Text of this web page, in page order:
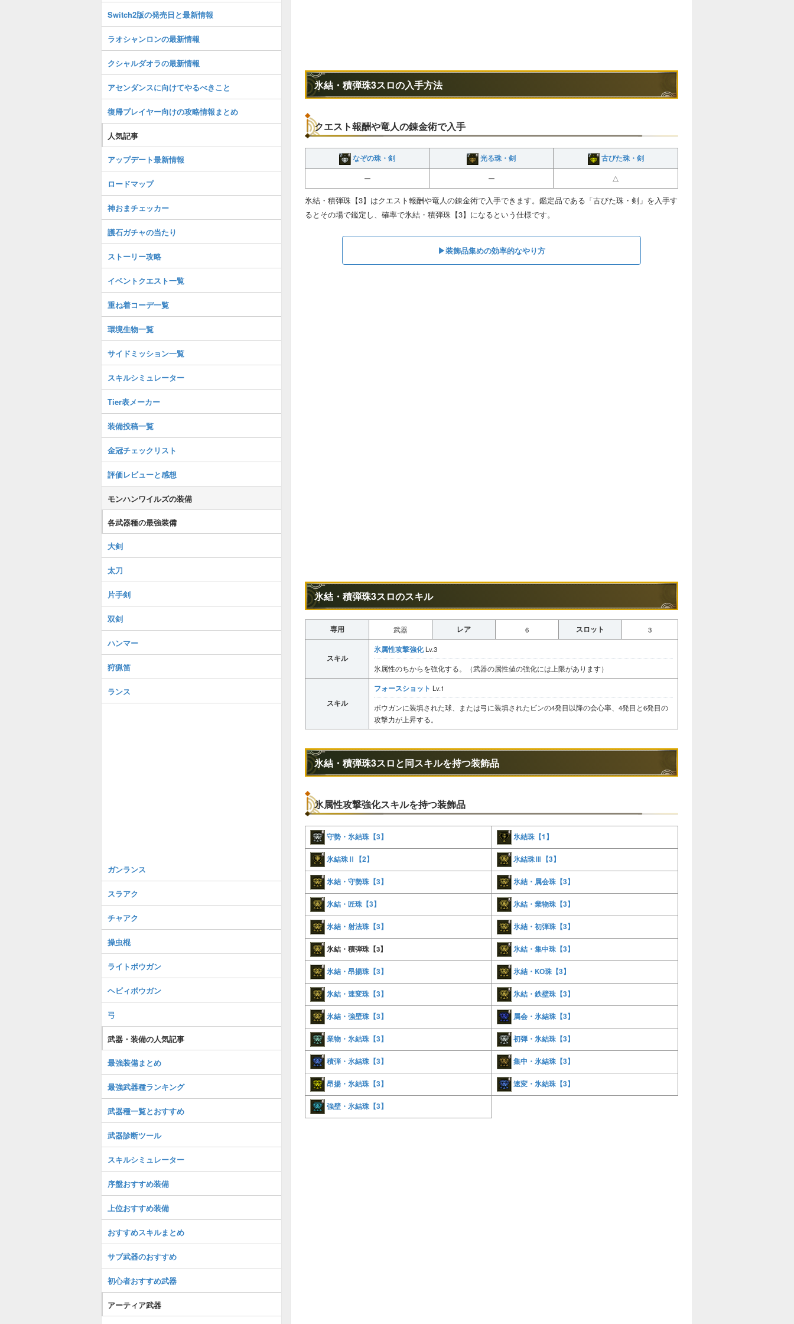
氷結・積弾珠3スロの入手方法
クエスト報酬や竜人の錬金術で入手
なぞの珠・剣 光る珠・剣 古びた珠・剣
ー ー △
氷結・積弾珠【3】はクエスト報酬や竜人の錬金術で入手できます。鑑定品である「古びた珠・剣」を入手す
るとその場で鑑定し、確率で氷結・積弾珠【3】になるという仕様です。
▶︎装飾品集めの効率的なやり方
氷結・積弾珠3スロのスキル
専用 武器 レア 6 スロット 3
スキル
氷属性攻撃強化Lv.3
氷属性のちからを強化する。（武器の属性値の強化には上限があります）
スキル
フォースショット Lv.1
ボウガンに装填された球、または弓に装填されたビンの4発目以降の会心率、4発目と6発目の
攻撃力が上昇する。
氷結・積弾珠3スロと同スキルを持つ装飾品
氷属性攻撃強化スキルを持つ装飾品
守勢・氷結珠【3】 氷結珠【1】
氷結珠Ⅱ【2】 氷結珠Ⅲ【3】
氷結・守勢珠【3】 氷結・属会珠【3】
氷結・匠珠【3】 氷結・業物珠【3】
氷結・射法珠【3】 氷結・初弾珠【3】
氷結・積弾珠【3】 氷結・集中珠【3】
氷結・昂揚珠【3】 氷結・KO珠【3】
氷結・速変珠【3】 氷結・鉄壁珠【3】
氷結・強壁珠【3】 属会・氷結珠【3】
業物・氷結珠【3】 初弾・氷結珠【3】
積弾・氷結珠【3】 集中・氷結珠【3】
昂揚・氷結珠【3】 速変・氷結珠【3】
強壁・氷結珠【3】
Switch2版の発売日と最新情報
ラオシャンロンの最新情報
クシャルダオラの最新情報
アセンダンスに向けてやるべきこと
復帰プレイヤー向けの攻略情報まとめ
人気記事
アップデート最新情報
ロードマップ
神おまチェッカー
護石ガチャの当たり
ストーリー攻略
イベントクエスト一覧
重ね着コーデ一覧
環境生物一覧
サイドミッション一覧
スキルシミュレーター
Tier表メーカー
装備投稿一覧
金冠チェックリスト
評価レビューと感想
モンハンワイルズの装備
各武器種の最強装備
大剣
太刀
片手剣
双剣
ハンマー
狩猟笛
ランス
ガンランス
スラアク
チャアク
操虫棍
ライトボウガン
ヘビィボウガン
弓
武器・装備の人気記事
最強装備まとめ
最強武器種ランキング
武器種一覧とおすすめ
武器診断ツール
スキルシミュレーター
序盤おすすめ装備
上位おすすめ装備
おすすめスキルまとめ
サブ武器のおすすめ
初心者おすすめ武器
アーティア武器